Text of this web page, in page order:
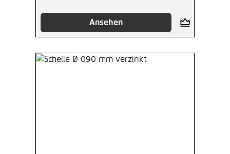
Ansehen